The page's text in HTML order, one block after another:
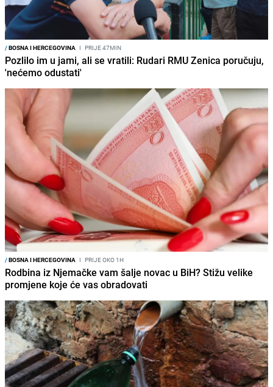
/BOSNA I HERCEGOVINA I PRIJE 47MIN
Pozlilo im u jami, ali se vratili: Rudari RMU Zenica poručuju,
'nećemo odustati'
/BOSNA I HERCEGOVINA I PRIJE OKO 1H
Rodbina iz Njemačke vam šalje novac u BiH? Stižu velike
promjene koje će vas obradovati